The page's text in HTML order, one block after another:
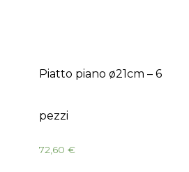
Piatto piano ø21cm – 6
pezzi
72,60 €